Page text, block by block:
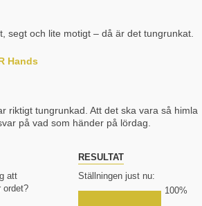
segt och lite motigt – då är det tungrunkat.
Hands
riktigt tungrunkad. Att det ska vara så himla
på vad som händer på lördag.
att
ordet?
RESULTAT
Ställningen just nu:
100%